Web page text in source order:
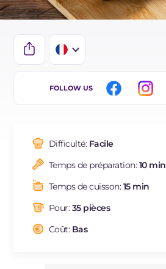
IT
DE
BR
NL
FOLLOW US
Difficulté: Facile
Temps de préparation:10 min
Temps de cuisson:15 min
Pour:35 pièces
Coût: Bas